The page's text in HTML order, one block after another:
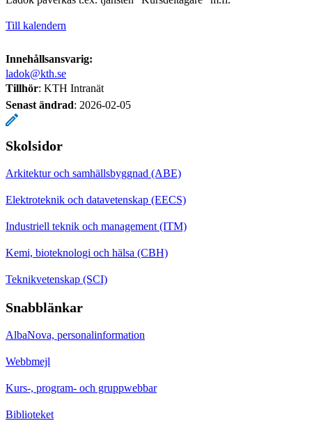
Till kalendern
Innehållsansvarig:
ladok@kth.se
Tillhör: KTH Intranät
Senast ändrad: 2026-02-05
Skolsidor
Arkitektur och samhällsbyggnad (ABE)
Elektroteknik och datavetenskap (EECS)
Industriell teknik och management (ITM)
Kemi, bioteknologi och hälsa (CBH)
Teknikvetenskap (SCI)
Snabblänkar
AlbaNova, personalinformation
Webbmejl
Kurs-, program- och gruppwebbar
Biblioteket